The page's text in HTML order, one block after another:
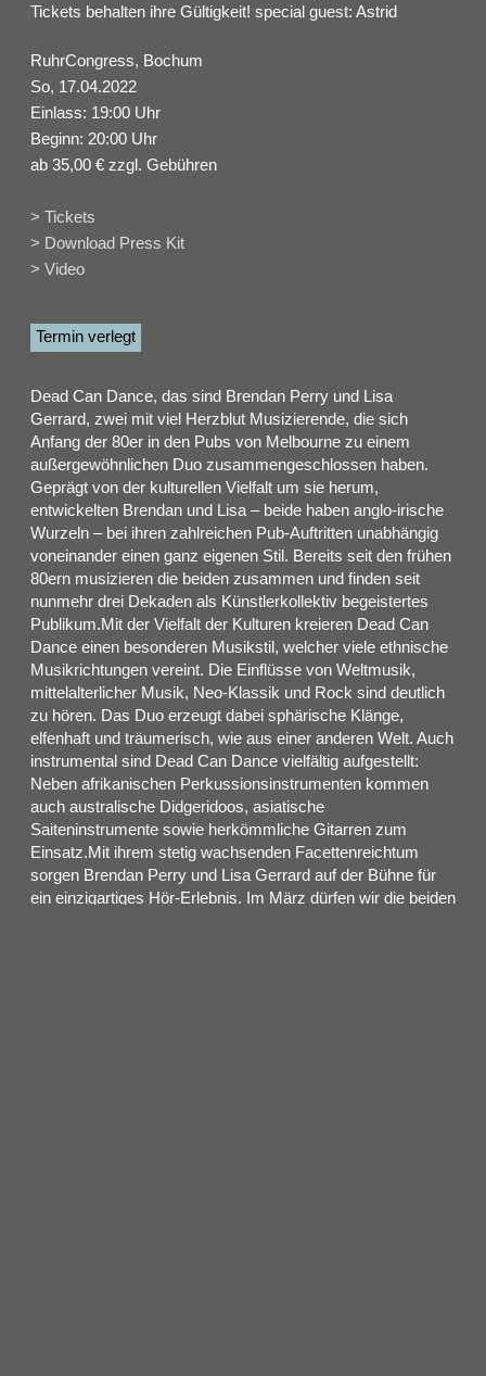
Tickets behalten ihre Gültigkeit! special guest: Astrid
RuhrCongress, Bochum
So, 17.04.2022
Einlass: 19:00 Uhr
Beginn: 20:00 Uhr
ab 35,00 € zzgl. Gebühren
> Tickets
> Download Press Kit
> Video
Termin verlegt
Dead Can Dance, das sind Brendan Perry und Lisa
Gerrard, zwei mit viel Herzblut Musizierende, die sich
Anfang der 80er in den Pubs von Melbourne zu einem
außergewöhnlichen Duo zusammengeschlossen haben.
Geprägt von der kulturellen Vielfalt um sie herum,
entwickelten Brendan und Lisa – beide haben anglo-irische
Wurzeln – bei ihren zahlreichen Pub-Auftritten unabhängig
voneinander einen ganz eigenen Stil. Bereits seit den frühen
80ern musizieren die beiden zusammen und finden seit
nunmehr drei Dekaden als Künstlerkollektiv begeistertes
Publikum.Mit der Vielfalt der Kulturen kreieren Dead Can
Dance einen besonderen Musikstil, welcher viele ethnische
Musikrichtungen vereint. Die Einflüsse von Weltmusik,
mittelalterlicher Musik, Neo-Klassik und Rock sind deutlich
zu hören. Das Duo erzeugt dabei sphärische Klänge,
elfenhaft und träumerisch, wie aus einer anderen Welt. Auch
instrumental sind Dead Can Dance vielfältig aufgestellt:
Neben afrikanischen Perkussionsinstrumenten kommen
auch australische Didgeridoos, asiatische
Saiteninstrumente sowie herkömmliche Gitarren zum
Einsatz.Mit ihrem stetig wachsenden Facettenreichtum
sorgen Brendan Perry und Lisa Gerrard auf der Bühne für
ein einzigartiges Hör-Erlebnis. Im März dürfen wir die beiden